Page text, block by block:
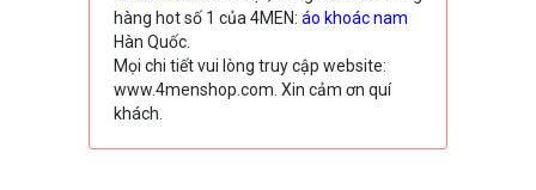
hàng hot số 1 của 4MEN: áo khoác nam
Hàn Quốc.
Mọi chi tiết vui lòng truy cập website:
www.4menshop.com. Xin cảm ơn quí
khách.